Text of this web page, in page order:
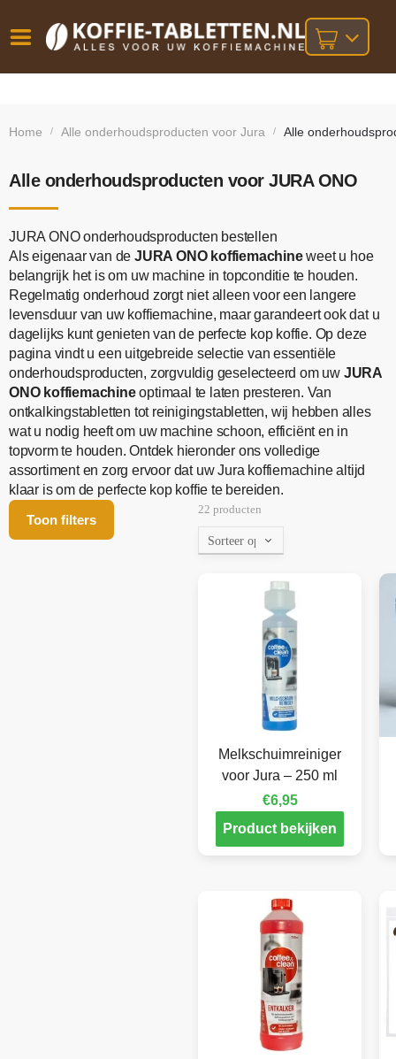
besteld,
bij orders
Home / Alle onderhoudsproducten voor Jura / Alle
Alle onderhoudsproducten voor JURA ONO
JURA ONO onderhoudsproducten bestellen
Als eigenaar van de JURA ONO koffiemachineweet u hoe
belangrijk het is om uw machine in topconditie te houden.
Regelmatig onderhoud zorgt niet alleen voor een langere
levensduur van uw koffiemachine, maar garandeert ook dat u
dagelijks kunt genieten van de perfecte kop koffie. Op deze
pagina vindt u een uitgebreide selectie van essentiële
onderhoudsproducten, zorgvuldig geselecteerd om uw JURA
ONO koffiemachineoptimaal te laten presteren. Van
ontkalkingstabletten tot reinigingstabletten, wij hebben alles
wat u nodig heeft om uw machine schoon, efficiënt en in
topvorm te houden. Ontdek hieronder ons volledige
assortiment en zorg ervoor dat uw Jura koffiemachine altijd
klaar is om de perfecte kop koffie te bereiden.
Toon filters
22 producten
Melkschuimreiniger
voor Jura – 250 ml
€6,95
Product bekijken